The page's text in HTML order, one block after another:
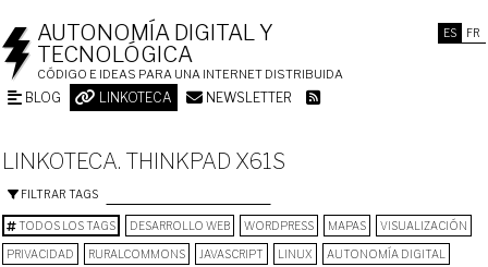
ES FR
AUTONOMÍA DIGITAL Y
TECNOLÓGICA
CÓDIGO E IDEAS PARA UNA INTERNET DISTRIBUIDA
BLOG LINKOTECA NEWSLETTER
LINKOTECA. THINKPAD X61S
FILTRAR TAGS
TODOS LOS TAGS DESARROLLO WEB WORDPRESS MAPAS VISUALIZACIÓN
PRIVACIDAD RURALCOMMONS JAVASCRIPT LINUX AUTONOMÍA DIGITAL